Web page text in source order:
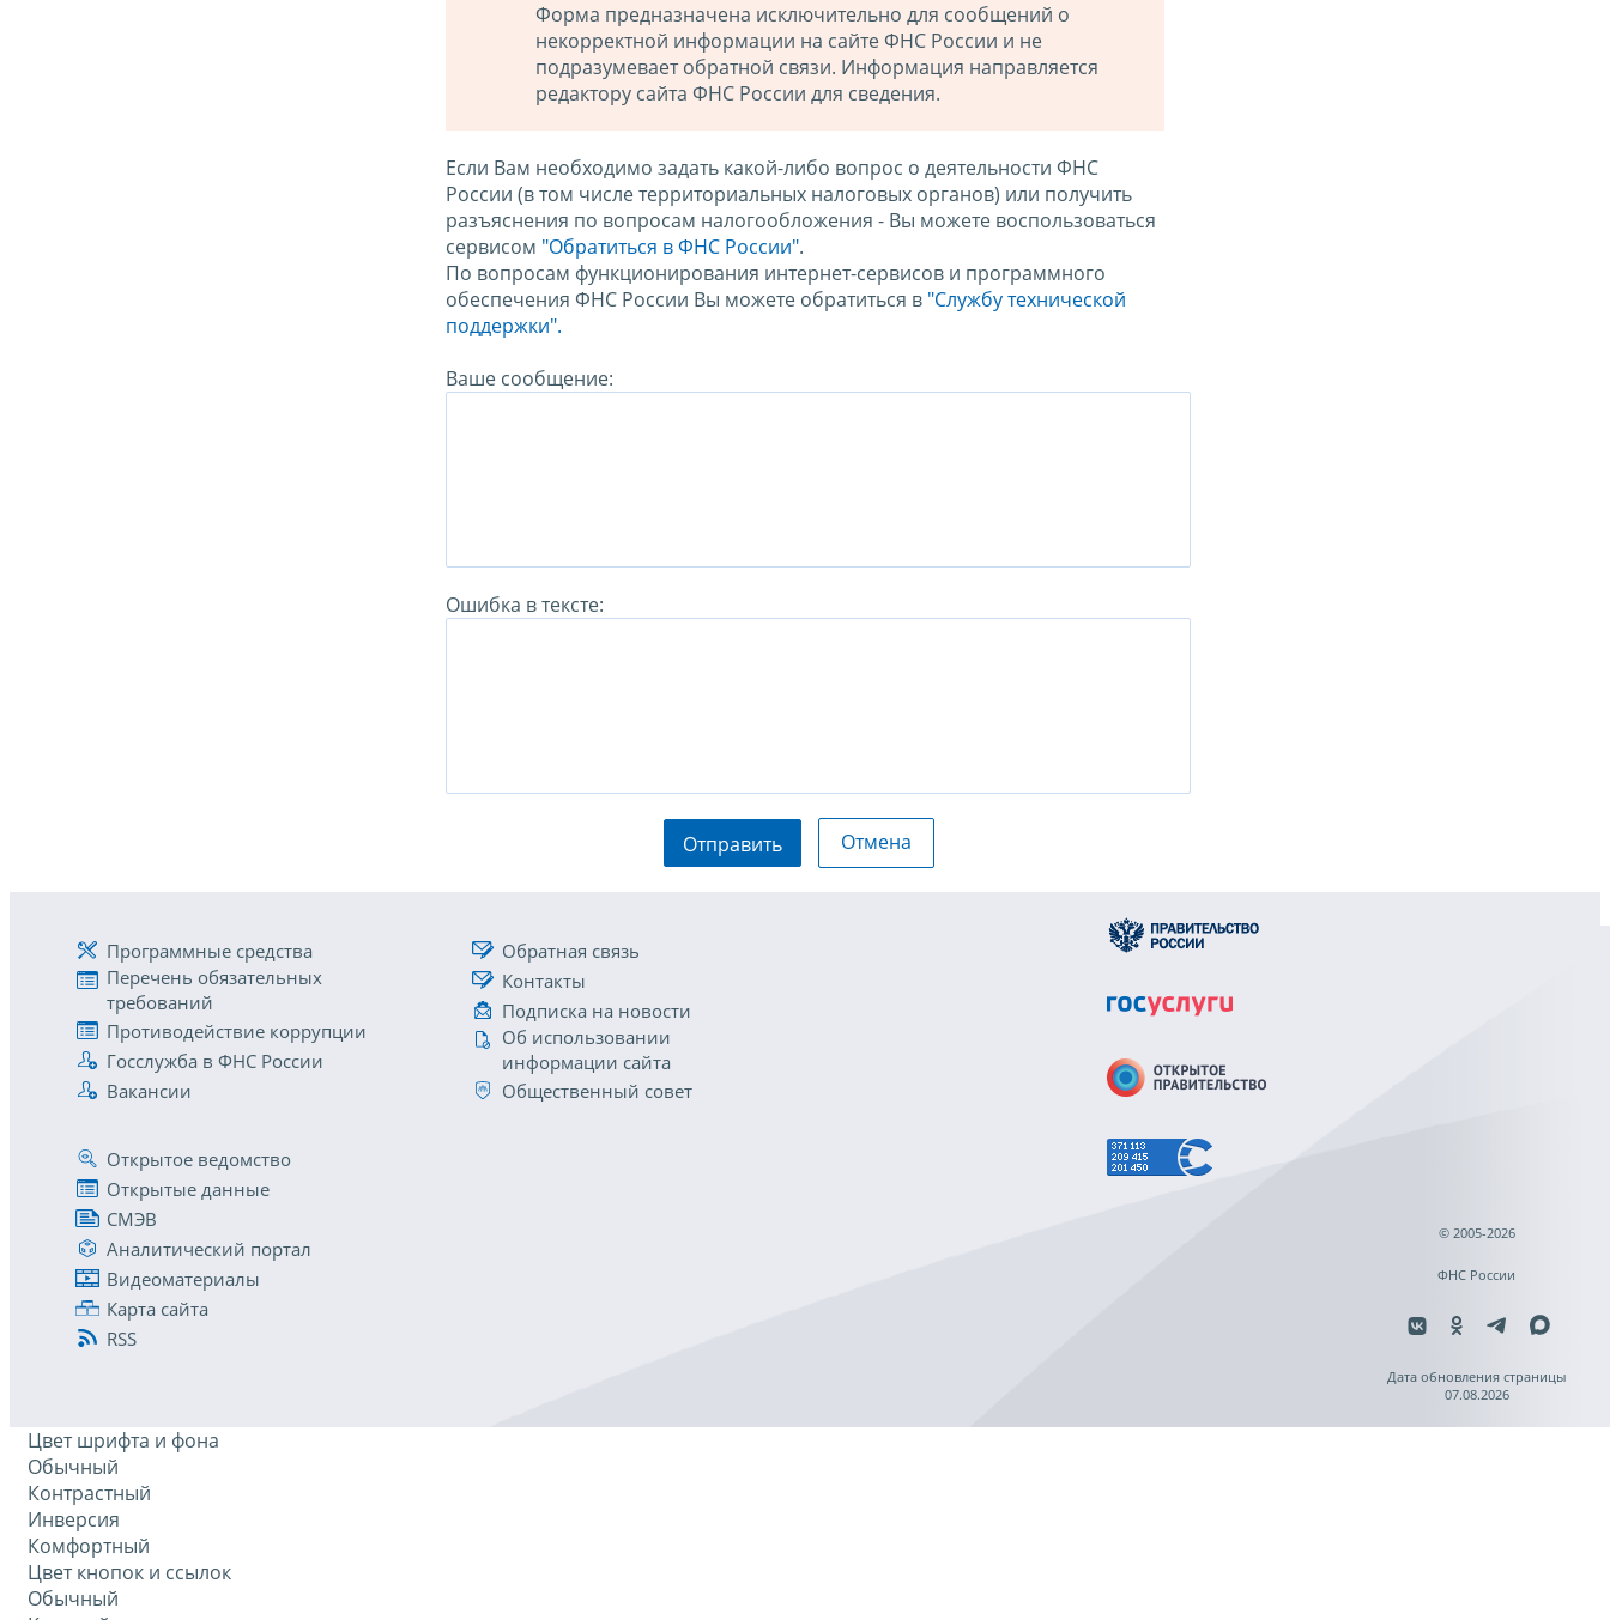
Форма предназначена исключительно для сообщений о
некорректной информации на сайте ФНС России и не
подразумевает обратной связи. Информация направляется
редактору сайта ФНС России для сведения.
Если Вам необходимо задать какой-либо вопрос о деятельности ФНС
России (в том числе территориальных налоговых органов) или получить
разъяснения по вопросам налогообложения - Вы можете воспользоваться
сервисом "Обратиться в ФНС России".
По вопросам функционирования интернет-сервисов и программного
обеспечения ФНС России Вы можете обратиться в "Службу технической
поддержки".
Ваше сообщение:
Ошибка в тексте:
Отправить Отмена
Программные средства
Перечень обязательных
требований
Противодействие коррупции
Госслужба в ФНС России
Вакансии
Обратная связь
Контакты
Подписка на новости
Об использовании
информации сайта
Общественный совет
Открытое ведомство
Открытые данные
СМЭВ
Аналитический портал
Видеоматериалы
Карта сайта
RSS
© 2005-2026
ФНС России
Дата обновления страницы
07.08.2026
Цвет шрифта и фона
Обычный
Контрастный
Инверсия
Комфортный
Цвет кнопок и ссылок
Обычный